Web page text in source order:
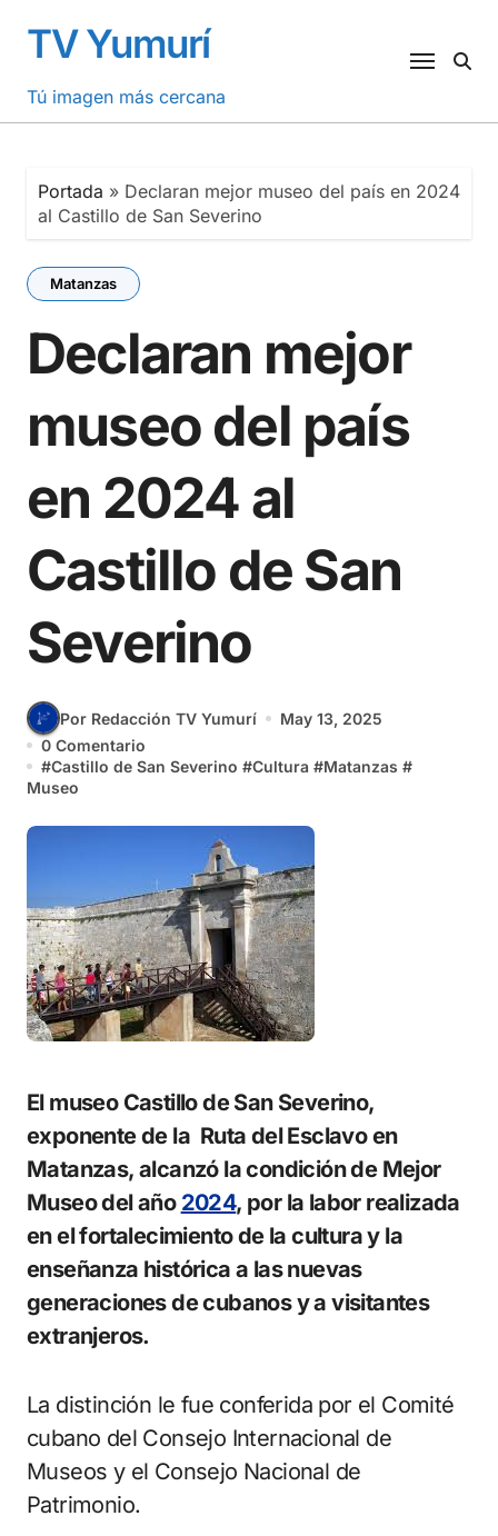
contenido
TV Yumurí
Tú imagen más cercana
Portada » Declaran mejor museo del país en 2024
al Castillo de San Severino
Matanzas
Declaran mejor
museo del país
en 2024 al
Castillo de San
Severino
Por Redacción TV Yumurí
May 13, 2025
0 Comentario
#Castillo de San Severino #Cultura #Matanzas #
Museo
El museo Castillo de San Severino,
exponente de la Ruta del Esclavo en
Matanzas, alcanzó la condición de Mejor
Museo del año 2024, por la labor realizada
en el fortalecimiento de la cultura y la
enseñanza histórica a las nuevas
generaciones de cubanos y a visitantes
extranjeros.
La distinción le fue conferida por el Comité
cubano del Consejo Internacional de
Museos y el Consejo Nacional de
Patrimonio.